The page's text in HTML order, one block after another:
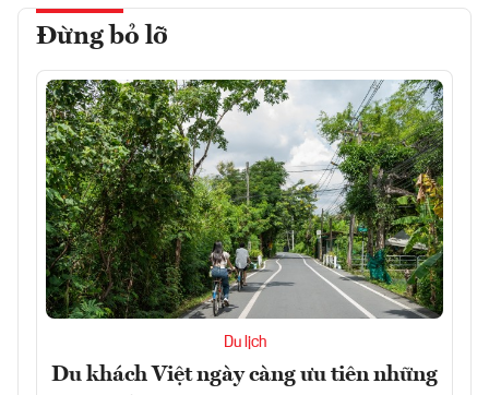
Đừng bỏ lỡ
Du lịch
Du khách Việt ngày càng ưu tiên những